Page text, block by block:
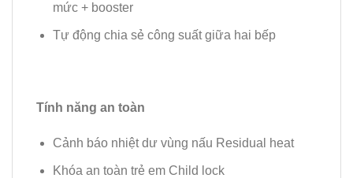
mức + booster
Tự động chia sẻ công suất giữa hai bếp
Tính năng an toàn
Cảnh báo nhiệt dư vùng nấu Residual heat
Khóa an toàn trẻ em Child lock